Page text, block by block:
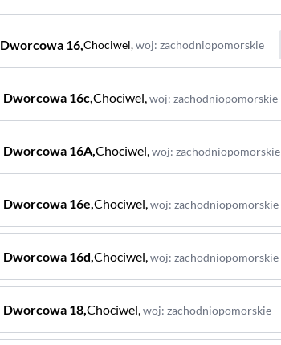
Dworcowa 16,Chociwel,woj: zachodniopomorskie
Dworcowa 16c,Chociwel,woj: zachodniopomorskie
Dworcowa 16A,Chociwel,woj: zachodniopomorskie
Dworcowa 16e,Chociwel,woj: zachodniopomorskie
Dworcowa 16d,Chociwel,woj: zachodniopomorskie
Dworcowa 18,Chociwel,woj: zachodniopomorskie